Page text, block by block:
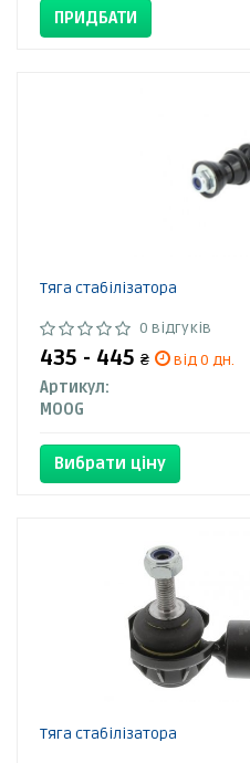
ПРИДБАТИ
Тяга стабілізатора
0 відгуків
435 - 445 ₴
від 0 дн.
Артикул:
MOOG
Вибрати ціну
Тяга стабілізатора